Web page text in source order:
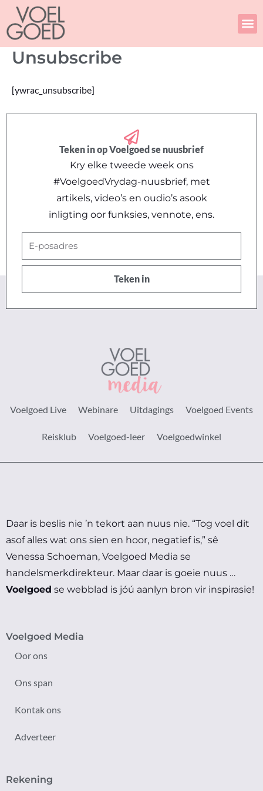
Skip
content
Unsubscribe
[ywrac_unsubscribe]
Teken in op Voelgoed se nuusbrief
Kry elke tweede week ons
#VoelgoedVrydag-nuusbrief, met
artikels, video’s en oudio’s asook
inligting oor funksies, vennote, ens.
E-
posadres
Teken in
Voelgoed Live Webinare Uitdagings Voelgoed Events
Reisklub Voelgoed-leer Voelgoedwinkel
Daar is beslis nie ’n tekort aan nuus nie. “Tog voel dit
asof alles wat ons sien en hoor, negatief is,” sê
Venessa Schoeman, Voelgoed Media se
handelsmerkdirekteur. Maar daar is goeie nuus …
Voelgoed se webblad is jóú aanlyn bron vir inspirasie!
Voelgoed Media
Oor ons
Ons span
Kontak ons
Adverteer
Rekening